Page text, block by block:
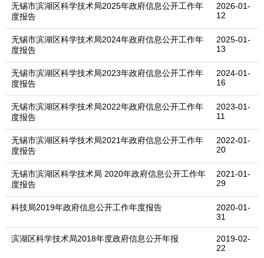
无锡市滨湖区科学技术局2025年政府信息公开工作年
度报告
2026-01-
12
无锡市滨湖区科学技术局2024年政府信息公开工作年
度报告
2025-01-
13
无锡市滨湖区科学技术局2023年政府信息公开工作年
度报告
2024-01-
16
无锡市滨湖区科学技术局2022年政府信息公开工作年
度报告
2023-01-
11
无锡市滨湖区科学技术局2021年政府信息公开工作年
度报告
2022-01-
20
无锡市滨湖区科学技术局 2020年政府信息公开工作年
度报告
2021-01-
29
科技局2019年政府信息公开工作年度报告
2020-01-
31
滨湖区科学技术局2018年度政府信息公开年报
2019-02-
22